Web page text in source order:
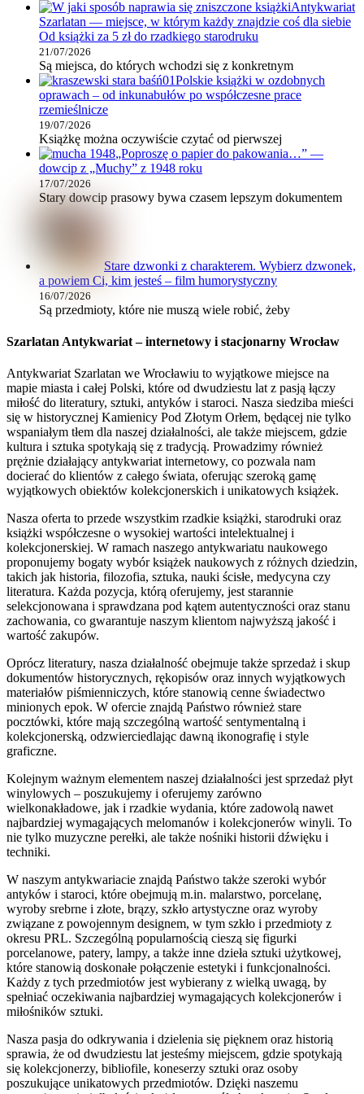
Antykwariat
Szarlatan — miejsce, w którym każdy znajdzie coś dla siebie
Od książki za 5 zł do rzadkiego starodruku
21/07/2026
Są miejsca, do których wchodzi się z konkretnym
Polskie książki w ozdobnych
oprawach – od inkunabułów po współczesne prace
rzemieślnicze
19/07/2026
Książkę można oczywiście czytać od pierwszej
„Poproszę o papier do pakowania…” —
dowcip z „Muchy” z 1948 roku
17/07/2026
Stary dowcip prasowy bywa czasem lepszym dokumentem
Stare dzwonki z charakterem. Wybierz dzwonek,
a powiem Ci, kim jesteś – film humorystyczny
16/07/2026
Są przedmioty, które nie muszą wiele robić, żeby
Szarlatan Antykwariat – internetowy i stacjonarny Wrocław
Antykwariat Szarlatan we Wrocławiu to wyjątkowe miejsce na
mapie miasta i całej Polski, które od dwudziestu lat z pasją łączy
miłość do literatury, sztuki, antyków i staroci. Nasza siedziba mieści
się w historycznej Kamienicy Pod Złotym Orłem, będącej nie tylko
wspaniałym tłem dla naszej działalności, ale także miejscem, gdzie
kultura i sztuka spotykają się z tradycją. Prowadzimy również
prężnie działający antykwariat internetowy, co pozwala nam
docierać do klientów z całego świata, oferując szeroką gamę
wyjątkowych obiektów kolekcjonerskich i unikatowych książek.
Nasza oferta to przede wszystkim rzadkie książki, starodruki oraz
książki współczesne o wysokiej wartości intelektualnej i
kolekcjonerskiej. W ramach naszego antykwariatu naukowego
proponujemy bogaty wybór książek naukowych z różnych dziedzin,
takich jak historia, filozofia, sztuka, nauki ścisłe, medycyna czy
literatura. Każda pozycja, którą oferujemy, jest starannie
selekcjonowana i sprawdzana pod kątem autentyczności oraz stanu
zachowania, co gwarantuje naszym klientom najwyższą jakość i
wartość zakupów.
Oprócz literatury, nasza działalność obejmuje także sprzedaż i skup
dokumentów historycznych, rękopisów oraz innych wyjątkowych
materiałów piśmienniczych, które stanowią cenne świadectwo
minionych epok. W ofercie znajdą Państwo również stare
pocztówki, które mają szczególną wartość sentymentalną i
kolekcjonerską, odzwierciedlając dawną ikonografię i style
graficzne.
Kolejnym ważnym elementem naszej działalności jest sprzedaż płyt
winylowych – poszukujemy i oferujemy zarówno
wielkonakładowe, jak i rzadkie wydania, które zadowolą nawet
najbardziej wymagających melomanów i kolekcjonerów winyli. To
nie tylko muzyczne perełki, ale także nośniki historii dźwięku i
techniki.
W naszym antykwariacie znajdą Państwo także szeroki wybór
antyków i staroci, które obejmują m.in. malarstwo, porcelanę,
wyroby srebrne i złote, brązy, szkło artystyczne oraz wyroby
związane z powojennym designem, w tym szkło i przedmioty z
okresu PRL. Szczególną popularnością cieszą się figurki
porcelanowe, patery, lampy, a także inne dzieła sztuki użytkowej,
które stanowią doskonałe połączenie estetyki i funkcjonalności.
Każdy z tych przedmiotów jest wybierany z wielką uwagą, by
spełniać oczekiwania najbardziej wymagających kolekcjonerów i
miłośników sztuki.
Nasza pasja do odkrywania i dzielenia się pięknem oraz historią
sprawia, że od dwudziestu lat jesteśmy miejscem, gdzie spotykają
się kolekcjonerzy, bibliofile, koneserzy sztuki oraz osoby
poszukujące unikatowych przedmiotów. Dzięki naszemu